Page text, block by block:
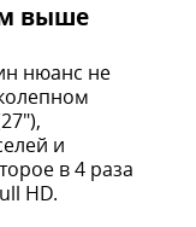
выше
нюанс не
и
в 4 раза
HD.